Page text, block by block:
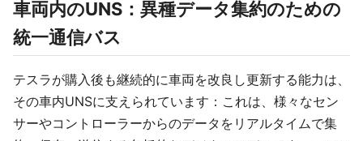
車両内のUNS：異種データ集約のための
統一通信バス
テスラが購入後も継続的に車両を改良し更新する能力は、
その車内UNSに支えられています：これは、様々なセン
サーやコントローラーからのデータをリアルタイムで集